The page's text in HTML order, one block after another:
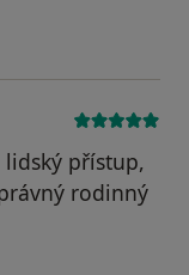
přístup,
rodinný
účet byl odstraněn